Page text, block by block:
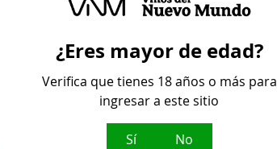
51,60€
¿Eres mayor de edad?
Verifica que tienes 18 años o más para
ingresar a este sitio
Sí No